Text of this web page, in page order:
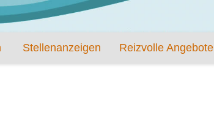
Stellenanzeigen Reizvolle Angebote